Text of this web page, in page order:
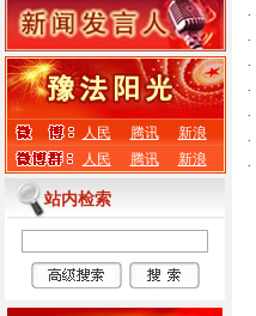
人民 腾讯
新浪
人民
腾讯 新浪
站内检索
·
·
·
·
·
·
·